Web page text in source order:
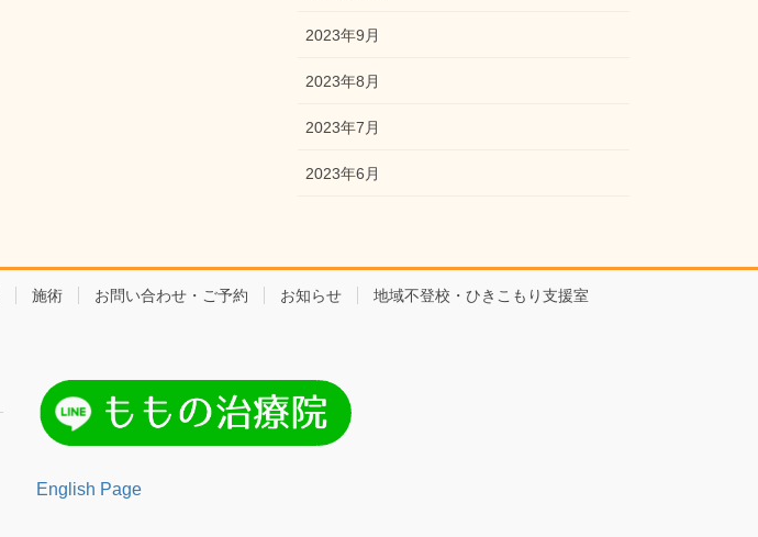
2023年9月
2023年8月
2023年7月
2023年6月
施術 お問い合わせ・ご予約 お知らせ
地域不登校・ひきこもり支援室
English Page